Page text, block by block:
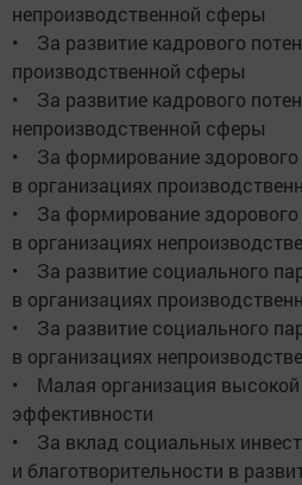
непроизводственной сферы
• За развитие кадрового
производственной сферы
• За развитие кадрового
непроизводственной сферы
• За формирование здорового
в организациях
• За формирование здорового
в организациях
• За развитие социального
в организациях
• За развитие социального
в организациях
• Малая организация высокой
эффективности
• За вклад социальных
и благотворительности в